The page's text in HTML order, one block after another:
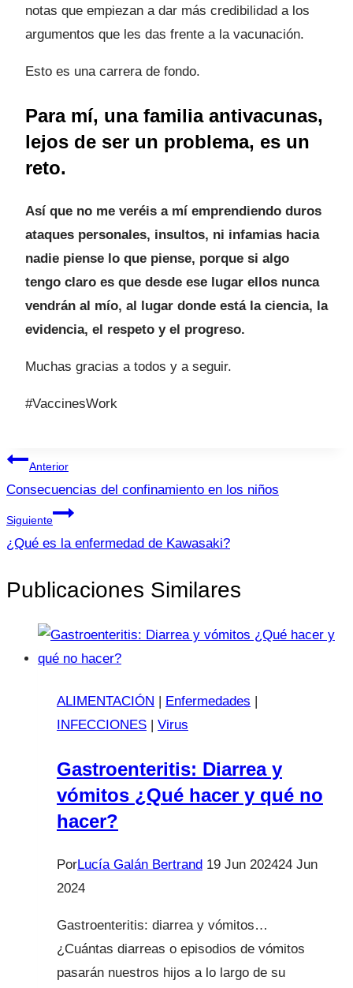
notas que empiezan a dar más credibilidad a los
argumentos que les das frente a la vacunación.
Esto es una carrera de fondo.
Para mí, una familia antivacunas,
lejos de ser un problema, es un
reto.
Así que no me veréis a mí emprendiendo duros
ataques personales, insultos, ni infamias hacia
nadie piense lo que piense, porque si algo
tengo claro es que desde ese lugar ellos nunca
vendrán al mío, al lugar donde está la ciencia, la
evidencia, el respeto y el progreso.
Muchas gracias a todos y a seguir.
#VaccinesWork
Navegación
de
entradas
Anterior
Consecuencias del confinamiento en los niños
Siguiente
¿Qué es la enfermedad de Kawasaki?
Publicaciones Similares
ALIMENTACIÓN | Enfermedades |
INFECCIONES | Virus
Gastroenteritis: Diarrea y
vómitos ¿Qué hacer y qué no
hacer?
PorLucía Galán Bertrand 19 Jun 202424 Jun
2024
Gastroenteritis: diarrea y vómitos…
¿Cuántas diarreas o episodios de vómitos
pasarán nuestros hijos a lo largo de su